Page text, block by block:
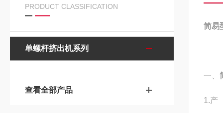
PRODUCT CLASSIFICATION
单螺杆挤出机系列
查看全部产品
简易
一、
1.产